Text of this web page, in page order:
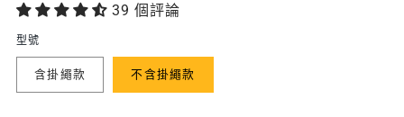
功
能
特
39 個評論
型號
含掛繩款 不含掛繩款